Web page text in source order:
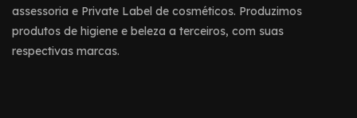
assessoria e Private Label de cosméticos. Produzimos
produtos de higiene e beleza a terceiros, com suas
respectivas marcas.